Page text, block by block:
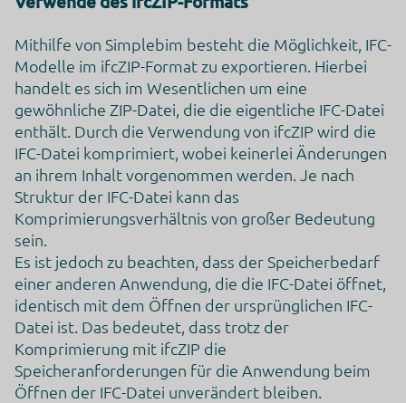
Mithilfe von Simplebim besteht die Möglichkeit, IFC-
Modelle im ifcZIP-Format zu exportieren. Hierbei
handelt es sich im Wesentlichen um eine
gewöhnliche ZIP-Datei, die die eigentliche IFC-Datei
enthält. Durch die Verwendung von ifcZIP wird die
IFC-Datei komprimiert, wobei keinerlei Änderungen
an ihrem Inhalt vorgenommen werden. Je nach
Struktur der IFC-Datei kann das
Komprimierungsverhältnis von großer Bedeutung
sein.
Es ist jedoch zu beachten, dass der Speicherbedarf
einer anderen Anwendung, die die IFC-Datei öffnet,
identisch mit dem Öffnen der ursprünglichen IFC-
Datei ist. Das bedeutet, dass trotz der
Komprimierung mit ifcZIP die
Speicheranforderungen für die Anwendung beim
Öffnen der IFC-Datei unverändert bleiben.